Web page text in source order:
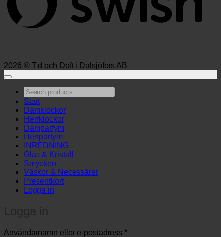
2026 © Tid och Doft i Dalsjöfors AB
Search
products
…
Start
Damklockor
Herrklockor
Damparfym
Herrparfym
INREDNING
Glas & Kristall
Smycken
Väskor & Necessärer
Presentkort
Logga in
Användarnamn eller e-postadress *Obligatoriskt